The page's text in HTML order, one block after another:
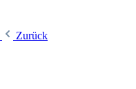
Zurück